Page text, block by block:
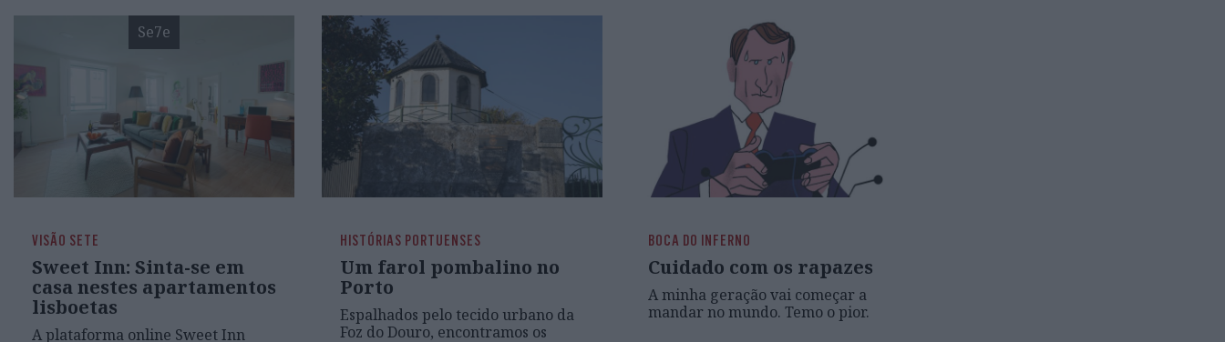
Se7e
VISÃO SETE
Sweet Inn: Sinta-se em
casa nestes apartamentos
lisboetas
A plataforma online Sweet Inn
HISTÓRIAS PORTUENSES
Um farol pombalino no
Porto
Espalhados pelo tecido urbano da
Foz do Douro, encontramos os
BOCA DO INFERNO
Cuidado com os rapazes
A minha geração vai começar a
mandar no mundo. Temo o pior.